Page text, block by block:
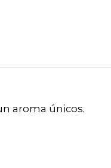
aroma únicos.